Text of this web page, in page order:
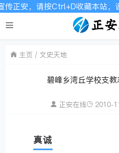
按Ctrl+D收藏本站，谢谢关
主页 文史天地
碧峰乡湾丘学校支
正安在线 2010-
真诚